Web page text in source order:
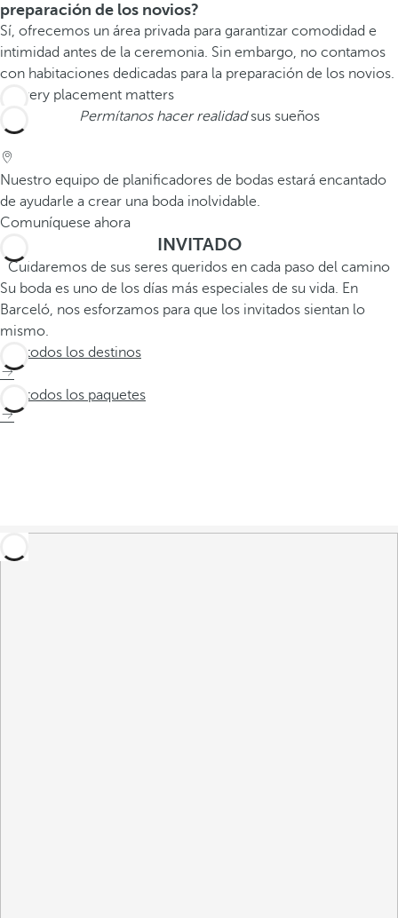
preparación de los novios?
Sí, ofrecemos un área privada para garantizar comodidad e
intimidad antes de la ceremonia. Sin embargo, no contamos
con habitaciones dedicadas para la preparación de los novios.
Permítanos hacer realidadsus sueños
Nuestro equipo de planificadores de bodas estará encantado
de ayudarle a crear una boda inolvidable.
Comuníquese ahora
INVITADO
Cuidaremos de sus seres queridos en cada paso del camino
Su boda es uno de los días más especiales de su vida. En
Barceló, nos esforzamos para que los invitados sientan lo
mismo.
Ver todos los destinos
Ver todos los paquetes